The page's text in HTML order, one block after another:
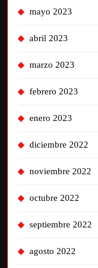
mayo 2023
abril 2023
marzo 2023
febrero 2023
enero 2023
diciembre 2022
noviembre 2022
octubre 2022
septiembre 2022
agosto 2022